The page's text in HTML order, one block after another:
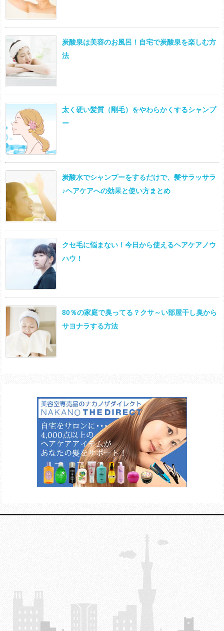
炭酸泉は美容のお風呂！自宅で炭酸泉を楽しむ方
法
太く硬い髪質（剛毛）をやわらかくするシャンプ
ー
炭酸水でシャンプーをするだけで、髪サラッサラ
♪ヘアケアへの効果と使い方まとめ
クセ毛に悩まない！今日から使えるヘアケアノウ
ハウ！
80％の家庭で臭ってる？クサ～い部屋干し臭から
サヨナラする方法